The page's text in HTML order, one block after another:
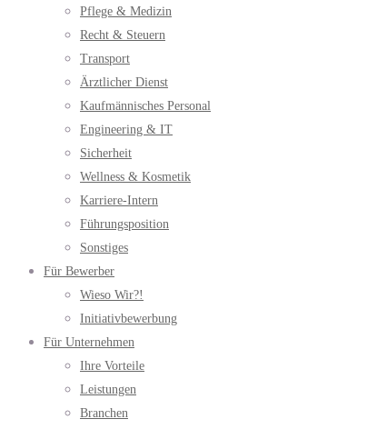
Pflege & Medizin
Recht & Steuern
Transport
Ärztlicher Dienst
Kaufmännisches Personal
Engineering & IT
Sicherheit
Wellness & Kosmetik
Karriere-Intern
Führungsposition
Sonstiges
Für Bewerber
Wieso Wir?!
Initiativbewerbung
Für Unternehmen
Ihre Vorteile
Leistungen
Branchen